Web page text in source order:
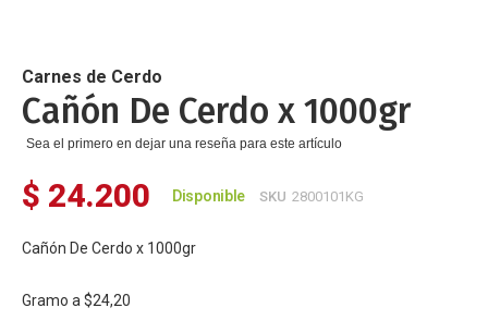
de
la
galería
de
Carnes de Cerdo
Cañón De Cerdo x 1000gr
Sea el primero en dejar una reseña para este artículo
$ 24.200 Disponible SKU 2800101KG
Cañón De Cerdo x 1000gr
Gramo a $24,20